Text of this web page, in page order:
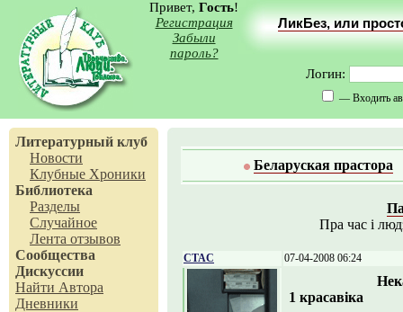
Привет, Гость!
Регистрация
Забыли
пароль?
ЛикБез, или
Логин:
— Входить
Литературный клуб
Новости
Клубные Хроники
Библиотека
Разделы
Случайное
Лента отзывов
Сообщества
Дискуссии
Найти Автора
Дневники
Беларуская прастора
Пра час і
CTAC 07-04-2008 06:24
1 красавіка